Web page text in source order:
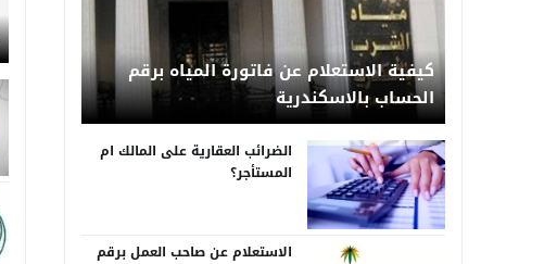
كيفية الاستعلام عن فاتورة المياه برقم
الحساب بالاسكندرية
الضرائب العقارية على المالك ام
المستأجر؟
الاستعلام عن صاحب العمل برقم